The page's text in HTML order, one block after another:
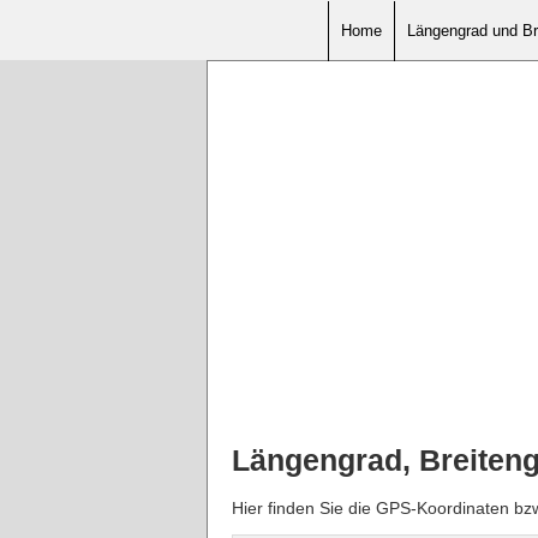
Home Längengrad und
Längengrad,
Hier finden Sie die GPS-Koordinaten